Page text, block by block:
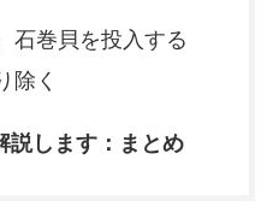
石巻貝を投入する
除く
説します：まとめ